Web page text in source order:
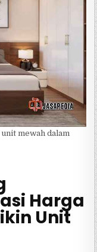
mewah dalam
Harga
Unit